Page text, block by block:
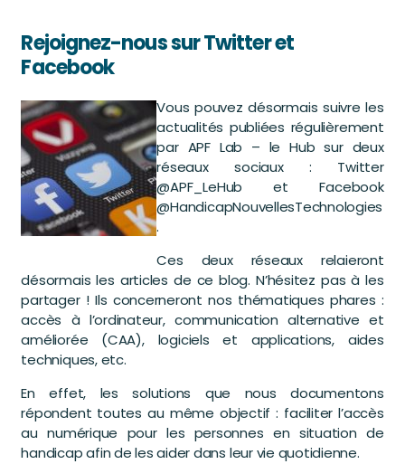
Rejoignez-nous sur Twitter et
Facebook
Vous pouvez désormais suivre les
actualités publiées régulièrement
par APF Lab – le Hub sur deux
réseaux sociaux : Twitter
@APF_LeHub et Facebook
@HandicapNouvellesTechnologies
.
Ces deux réseaux relaieront
désormais les articles de ce blog. N’hésitez pas à les
partager ! Ils concerneront nos thématiques phares :
accès à l’ordinateur, communication alternative et
améliorée (CAA), logiciels et applications, aides
techniques, etc.
En effet, les solutions que nous documentons
répondent toutes au même objectif : faciliter l’accès
au numérique pour les personnes en situation de
handicap afin de les aider dans leur vie quotidienne.